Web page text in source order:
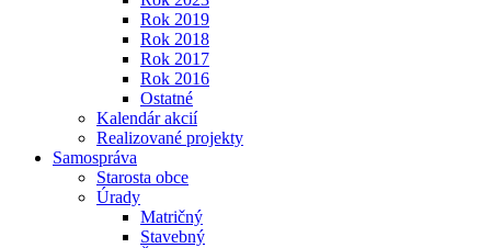
Rok 2019
Rok 2018
Rok 2017
Rok 2016
Ostatné
Kalendár akcií
Realizované projekty
Samospráva
Starosta obce
Úrady
Matričný
Stavebný